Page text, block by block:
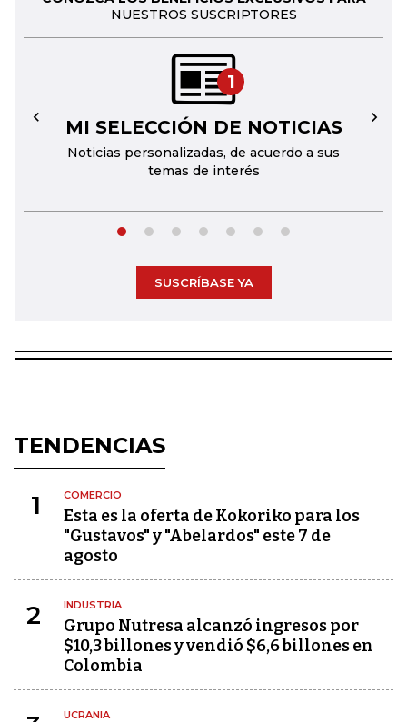
NUESTROS SUSCRIPTORES
1
MI SELECCIÓN DE NOTICIAS
Noticias personalizadas, de acuerdo a sus
temas de interés
← →
SUSCRÍBASE YA
TENDENCIAS
1 COMERCIO
Esta es la oferta de Kokoriko para los
"Gustavos" y "Abelardos" este 7 de
agosto
2 INDUSTRIA
Grupo Nutresa alcanzó ingresos por
$10,3 billones y vendió $6,6 billones en
Colombia
UCRANIA